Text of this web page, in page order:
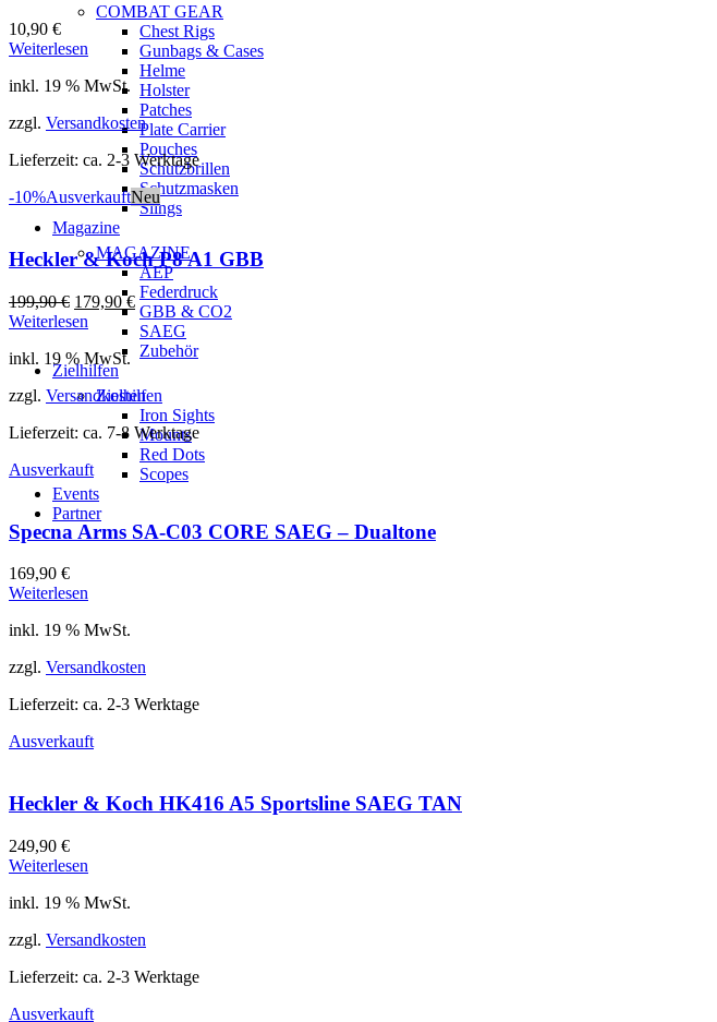
COMBAT GEAR
Chest Rigs
Gunbags & Cases
Helme
Holster
Patches
Plate Carrier
Pouches
Schutzbrillen
Schutzmasken
Slings
Magazine
MAGAZINE
AEP
Federdruck
GBB & CO2
SAEG
Zubehör
Zielhilfen
Zielhilfen
Iron Sights
Mounts
Red Dots
Scopes
Events
Partner
10,90 €
Weiterlesen
inkl. 19 % MwSt.
zzgl. Versandkosten
Lieferzeit: ca. 2-3 Werktage
-10%AusverkauftNeu
Heckler & Koch P8 A1 GBB
199,90€ Ursprünglicher
Preis
199,90 €
179,90€Aktueller
Preis
ist:
179,90 €.
Weiterlesen
inkl. 19 % MwSt.
zzgl. Versandkosten
Lieferzeit: ca. 7-8 Werktage
Ausverkauft
Specna Arms SA-C03 CORE SAEG – Dualtone
169,90 €
Weiterlesen
inkl. 19 % MwSt.
zzgl. Versandkosten
Lieferzeit: ca. 2-3 Werktage
Ausverkauft
Heckler & Koch HK416 A5 Sportsline SAEG TAN
249,90 €
Weiterlesen
inkl. 19 % MwSt.
zzgl. Versandkosten
Lieferzeit: ca. 2-3 Werktage
Ausverkauft